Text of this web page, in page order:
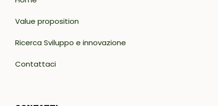
Value proposition
Ricerca Sviluppo e innovazione
Contattaci